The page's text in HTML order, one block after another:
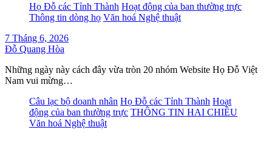
Họ Đỗ các Tỉnh Thành Hoạt động của ban thường trực
Thông tin dòng họ Văn hoá Nghệ thuật
7 Tháng 6, 2026
Đỗ Quang Hòa
Những ngày này cách đây vừa tròn 20 nhóm Website Họ Đỗ Việt
Nam vui mừng…
Câu lạc bộ doanh nhân Họ Đỗ các Tỉnh Thành Hoạt
động của ban thường trực THÔNG TIN HAI CHIỀU
Văn hoá Nghệ thuật